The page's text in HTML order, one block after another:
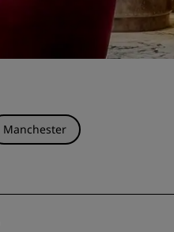
Manchester